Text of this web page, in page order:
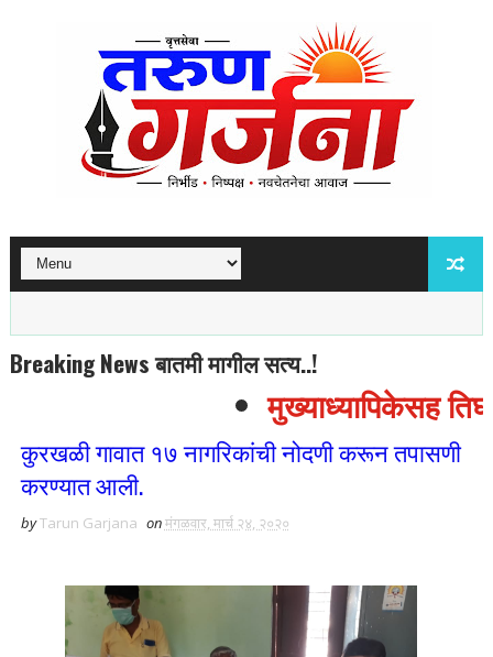
Breaking News बातमी मागील सत्य..!
मुख्याध्यापिकेसह
कुरखळी गावात १७ नागरिकांची नोदणी करून तपासणी
करण्यात आली.
byTarun Garjana onमंगळवार, मार्च २४, २०२०